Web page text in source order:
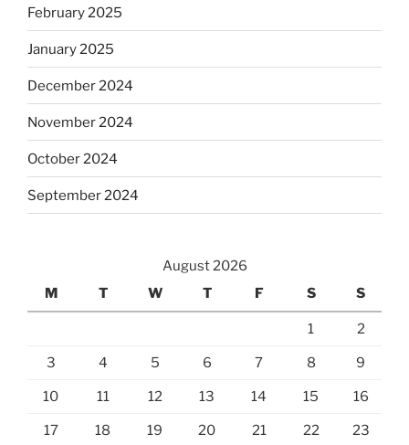
February 2025
January 2025
December 2024
November 2024
October 2024
September 2024
August 2026
M
T W T F S S
1 2
3 4 5 6 7 8 9
10 11 12 13 14 15 16
17 18 19 20 21 22 23